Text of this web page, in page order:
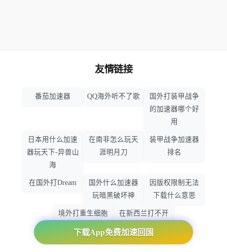
下载App免费加速回国
友情链接
番茄加速器 QQ海外听不了歌
国外打装甲战争
的加速器哪个好
用
日本用什么加速
器玩天下-异兽山
海
在南非怎么玩天
涯明月刀
装甲战争加速器
排名
在国外打Dream
国外什么加速器
玩暗黑破坏神
因版权限制无法
下载什么意思
境外打重生细胞
加速器哪个好
在新西兰打不开
大智慧怎么办